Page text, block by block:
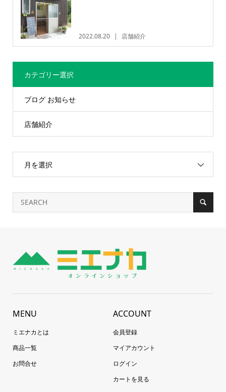
2022.08.20 店舗紹介
カテゴリー選択
ブログ お知らせ
店舗紹介
月を選択
MENU
ミエナカとは
商品一覧
お問合せ
ACCOUNT
会員登録
マイアカウント
ログイン
カートを見る